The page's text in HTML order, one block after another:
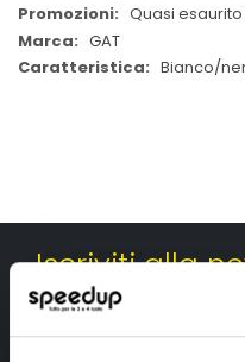
Quasi esaurito
GAT
Bianco/
Iscriviti alla
Ricevi subito uno sconto del